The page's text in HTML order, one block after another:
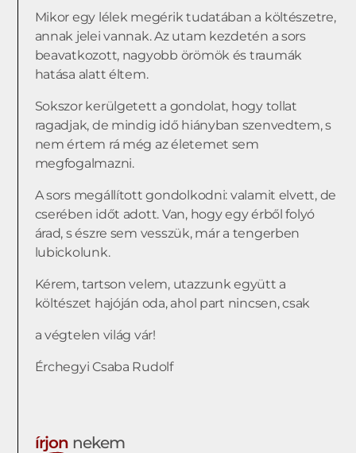
Mikor egy lélek megérik tudatában a költészetre,
annak jelei vannak. Az utam kezdetén a sors
beavatkozott, nagyobb örömök és traumák
hatása alatt éltem.
Sokszor kerülgetett a gondolat, hogy tollat
ragadjak, de mindig idő hiányban szenvedtem, s
nem értem rá még az életemet sem
megfogalmazni.
A sors megállított gondolkodni: valamit elvett, de
cserében időt adott. Van, hogy egy érből folyó
árad, s észre sem vesszük, már a tengerben
lubickolunk.
Kérem, tartson velem, utazzunk együtt a
költészet hajóján oda, ahol part nincsen, csak
a végtelen világ vár!
Érchegyi Csaba Rudolf
írjon nekem